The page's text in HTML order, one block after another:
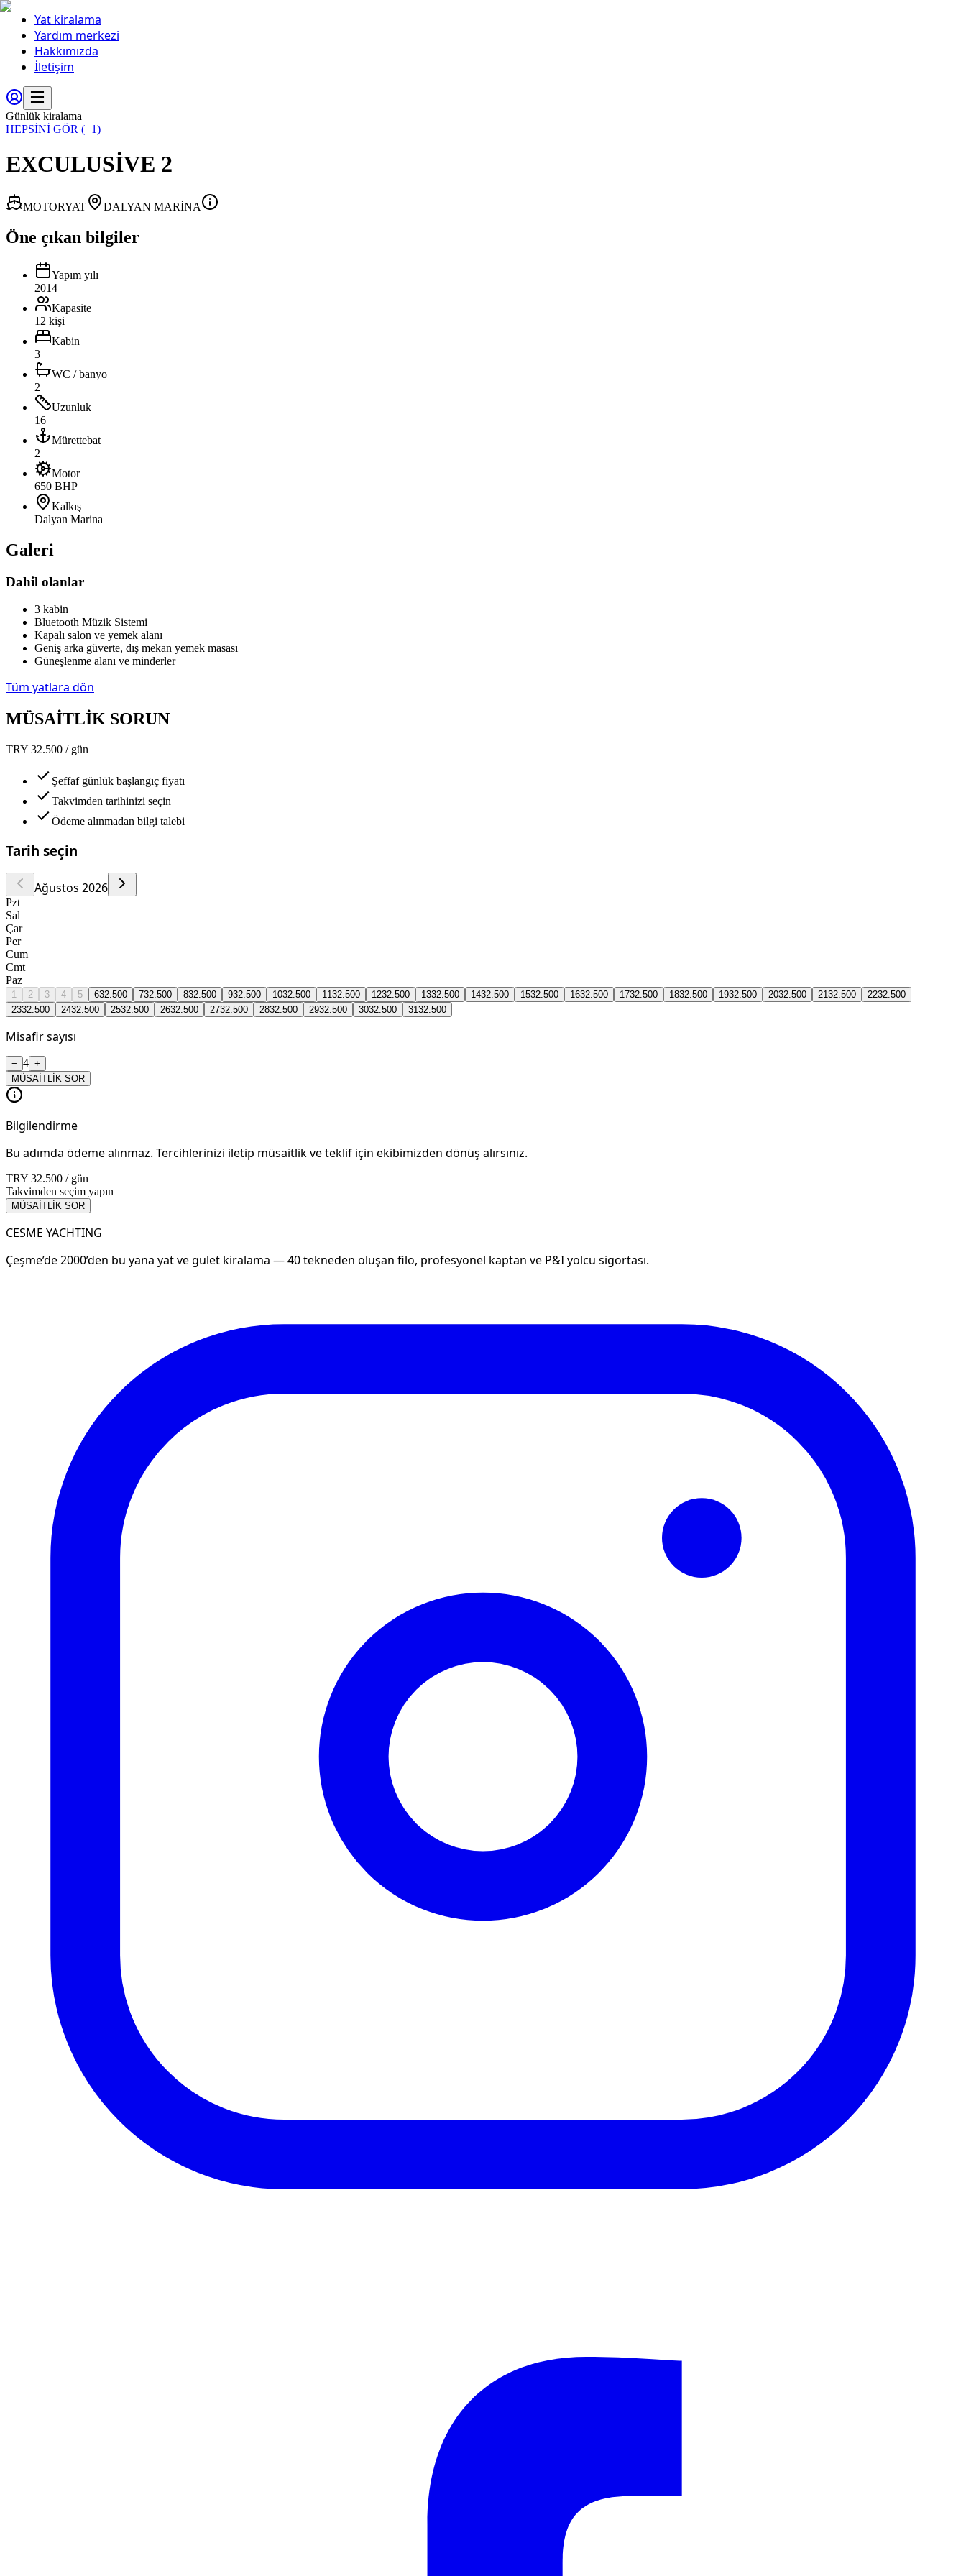
Yat kiralama
Yardım merkezi
Hakkımızda
İletişim
Günlük kiralama
HEPSİNİ GÖR (+1)
EXCULUSİVE 2
MOTORYAT DALYAN MARİNA
Öne çıkan bilgiler
Yapım yılı
2014
Kapasite
12 kişi
Kabin
3
WC / banyo
2
Uzunluk
16
Mürettebat
2
Motor
650 BHP
Kalkış
Dalyan Marina
Galeri
Dahil olanlar
3 kabin
Bluetooth Müzik Sistemi
Kapalı salon ve yemek alanı
Geniş arka güverte, dış mekan yemek masası
Güneşlenme alanı ve minderler
Tüm yatlara dön
MÜSAİTLİK SORUN
TRY 32.500 / gün
Şeffaf günlük başlangıç fiyatı
Takvimden tarihinizi seçin
Ödeme alınmadan bilgi talebi
Tarih seçin
Ağustos 2026
Pzt
Sal
Çar
Per
Cum
Cmt
Paz
1 2 3 4 5 632.500 732.500 832.500 932.500 1032.500 1132.500 1232.500 1332.500 1432.500 1532.500 1632.500 1732.500 1832.500 1932.500 2032.500 2132.500 2232.500
2332.500 2432.500 2532.500 2632.500 2732.500 2832.500 2932.500 3032.500 3132.500
Misafir sayısı
− 4 +
MÜSAİTLİK SOR
Bilgilendirme
Bu adımda ödeme alınmaz. Tercihlerinizi iletip müsaitlik ve teklif için ekibimizden dönüş alırsınız.
TRY 32.500 / gün
Takvimden seçim yapın
MÜSAİTLİK SOR
CESME YACHTING
Çeşme’de 2000’den bu yana yat ve gulet kiralama — 40 tekneden oluşan filo, profesyonel kaptan ve P&I yolcu sigortası.